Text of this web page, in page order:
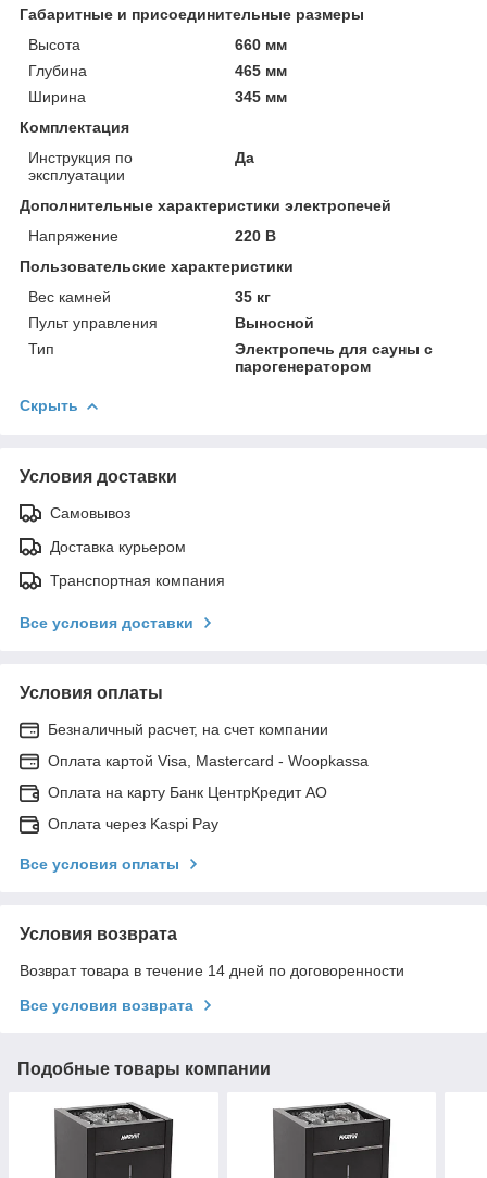
Габаритные и присоединительные размеры
Высота
660 мм
Глубина
465 мм
Ширина
345 мм
Комплектация
Инструкция по
эксплуатации
Да
Дополнительные характеристики электропечей
Напряжение
220 В
Пользовательские характеристики
Вес камней
35 кг
Пульт управления
Выносной
Тип
Электропечь для сауны с
парогенератором
Скрыть
Условия доставки
Самовывоз
Доставка курьером
Транспортная компания
Все условия доставки
Условия оплаты
Безналичный расчет, на счет компании
Оплата картой Visa, Mastercard - Woopkassa
Оплата на карту Банк ЦентрКредит АО
Оплата через Kaspi Pay
Все условия оплаты
Условия возврата
Возврат товара в течение 14 дней по договоренности
Все условия возврата
Подобные товары компании